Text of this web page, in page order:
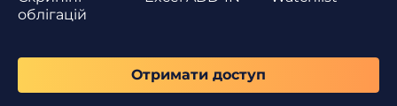
облігацій
Отримати доступ